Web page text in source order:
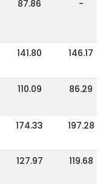
87.86 -
141.80 146.17
110.09 86.29
174.33 197.28
127.97 119.68